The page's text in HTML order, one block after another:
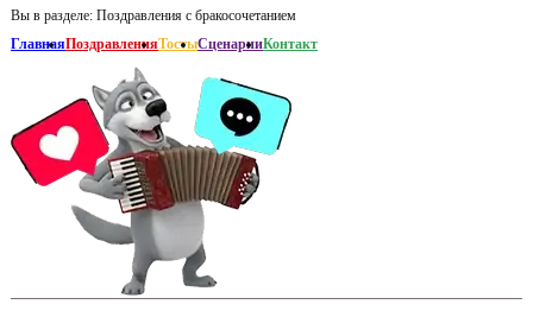
Вы в разделе: Поздравления с бракосочетанием
ГлавнаяПоздравленияТостыСценарииКонтакт